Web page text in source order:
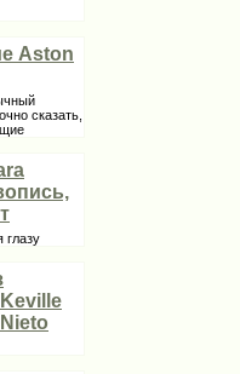
Aston
сказать,
глазу